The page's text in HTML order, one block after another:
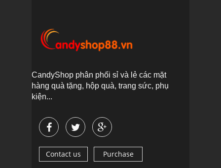
CandyShop phân phối sỉ và lẻ các mặt
hàng quà tặng, hộp quà, trang sức, phụ
kiện...
Contact us Purchase